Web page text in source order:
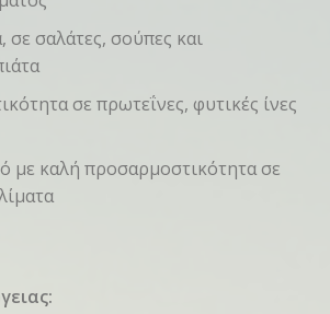
σαλάτες, σούπες και
σε πρωτεΐνες, φυτικές ίνες
με καλή προσαρμοστικότητα σε